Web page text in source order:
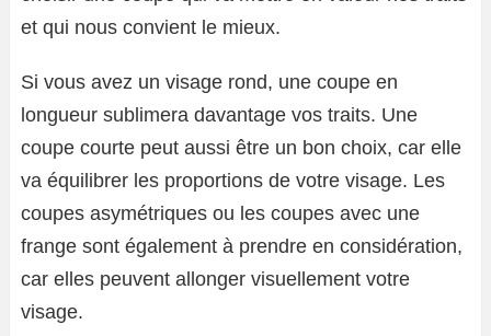
et qui nous convient le mieux.
Si vous avez un visage rond, une coupe en
longueur sublimera davantage vos traits. Une
coupe courte peut aussi être un bon choix, car elle
va équilibrer les proportions de votre visage. Les
coupes asymétriques ou les coupes avec une
frange sont également à prendre en considération,
car elles peuvent allonger visuellement votre
visage.